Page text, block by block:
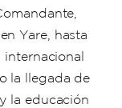
Yare, hasta
la llegada de
la educación